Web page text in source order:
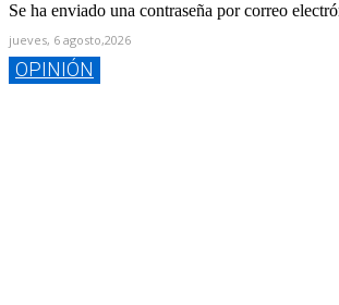
Se ha enviado una contraseña por correo
jueves, 6 agosto,2026
OPINIÓN